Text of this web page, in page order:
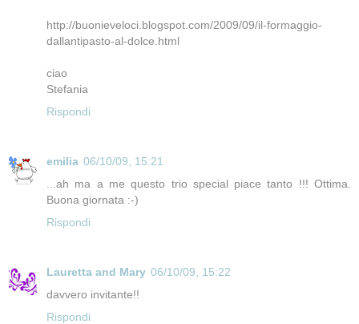
http://buonieveloci.blogspot.com/2009/09/il-formaggio-
dallantipasto-al-dolce.html
ciao
Stefania
Rispondi
emilia 06/10/09, 15:21
...ah ma a me questo trio special piace tanto !!! Ottima.
Buona giornata :-)
Rispondi
Lauretta and Mary 06/10/09, 15:22
davvero invitante!!
Rispondi